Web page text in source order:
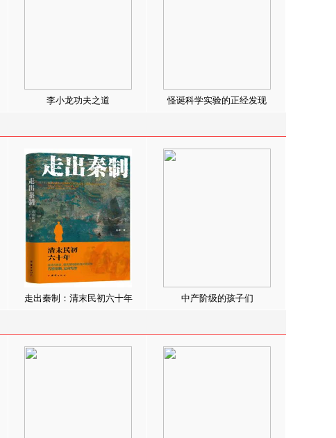
李小龙功夫之道 怪诞科学实验的正经发现
走出秦制：清末民初六十年 中产阶级的孩子们